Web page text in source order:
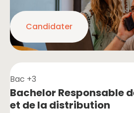
Candidater
Bac +3
Bachelor Responsable
et de la distribution